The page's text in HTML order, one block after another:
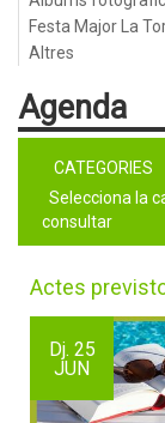
Festa Major La
Altres
Agenda
CATEGORIES
Selecciona la
consultar
Actes
Dj. 25
JUN